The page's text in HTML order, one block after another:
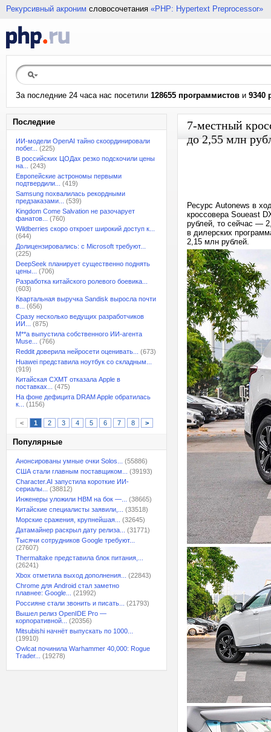
Рекурсивный акроним словосочетания «PHP: Hypertext Preprocessor»
За последние 24 часа нас посетили 128655 программистов и 9340
Последние
ИИ-модели OpenAI тайно скоординировали
побег...
(225)
В российских ЦОДах резко подскочили цены
на...
(243)
Европейские астрономы первыми
подтвердили...
(419)
Samsung похвалилась рекордными
предзаказами...
(539)
Kingdom Come Salvation не разочарует
фанатов...
(760)
Wildberries скоро откроет широкий доступ к...
(644)
Долицензировались: с Microsoft требуют...
(225)
DeepSeek планирует существенно поднять
цены...
(706)
Разработка китайского ролевого боевика...
(603)
Квартальная выручка Sandisk выросла почти
в...
(656)
Сразу несколько ведущих разработчиков
ИИ...
(875)
M**a выпустила собственного ИИ-агента
Muse...
(766)
Reddit доверила нейросети оценивать...
(673)
Huawei представила ноутбук со складным...
(919)
Китайская CXMT отказала Apple в
поставках...
(475)
На фоне дефицита DRAM Apple обратилась
к...
(1156)
< 1 2 3 4 5 6 7 8 >
Популярные
Анонсированы умные очки Solos...
(55886)
США стали главным поставщиком...
(39193)
Character.AI запустила короткие ИИ-
сериалы...
(38812)
Инженеры уложили HBM на бок —...
(38665)
Китайские специалисты заявили,...
(33518)
Морские сражения, крупнейшая...
(32645)
Датамайнер раскрыл дату релиза...
(31771)
Тысячи сотрудников Google требуют...
(27607)
Thermaltake представила блок питания,...
(26241)
Xbox отметила выход дополнения...
(22843)
Chrome для Android стал заметно
плавнее: Google...
(21992)
Россияне стали звонить и писать...
(21793)
Вышел релиз OpenIDE Pro —
корпоративной...
(20356)
Mitsubishi начнёт выпускать по 1000...
(19910)
Owlcat починила Warhammer 40,000: Rogue
Trader...
(19278)
7-местный
до 2,55 млн
Ресурс Autonews в
кроссовера Soueast
рублей, то сейчас —
в дилерских
2,15 млн рублей.